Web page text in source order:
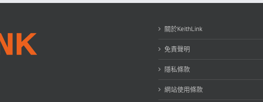
關於KeithLink
免責聲明
隱私條款
網站使用條款